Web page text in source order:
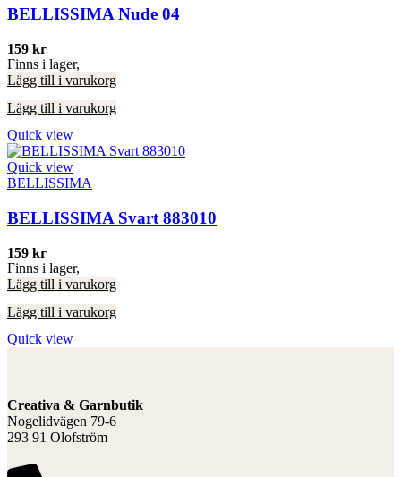
BELLISSIMA Nude 04
159 kr
Finns i lager,
Lägg till i varukorg
Lägg till i varukorg
Quick view
Quick view
BELLISSIMA
BELLISSIMA Svart 883010
159 kr
Finns i lager,
Lägg till i varukorg
Lägg till i varukorg
Quick view
Creativa & Garnbutik
Nogelidvägen 79-6
293 91 Olofström